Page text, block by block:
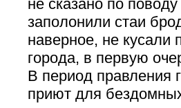
не сказано по
заполонили стаи
наверное, не кусали
города, в первую
В период правления
приют для